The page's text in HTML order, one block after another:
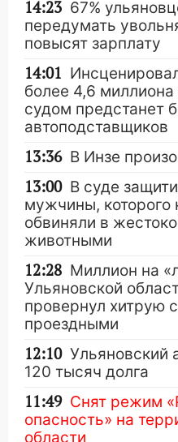
14:23 67%
передумать
повысят зарплату
14:01
более 4,6
судом предстанет
автоподставщиков
13:36 В Инзе
13:00 В суде
мужчины, которого
обвиняли в
животными
12:28 Миллион на
Ульяновской
провернул хитрую
проездными
12:10 Ульяновский
120 тысяч долга
11:49 Снят режим
опасность» на
области